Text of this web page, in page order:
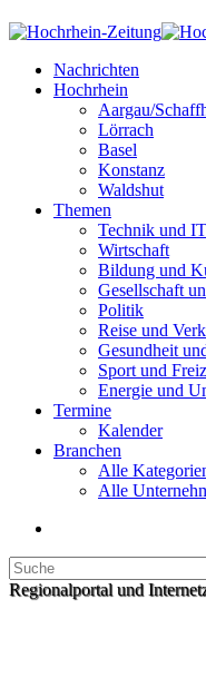
Nachrichten
Hochrhein
Aargau/
Lörrach
Basel
Konstanz
Waldshut
Themen
Technik und IT
Wirtschaft
Bildung und
Gesellschaft
Politik
Reise und
Gesundheit
Sport und
Energie und
Termine
Kalender
Branchen
Alle
Alle
Regionalportal und